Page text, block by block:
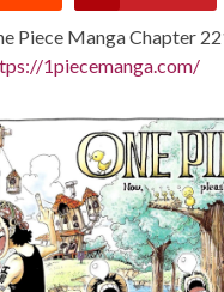
Piece Manga Chapter
1piecemanga.com/